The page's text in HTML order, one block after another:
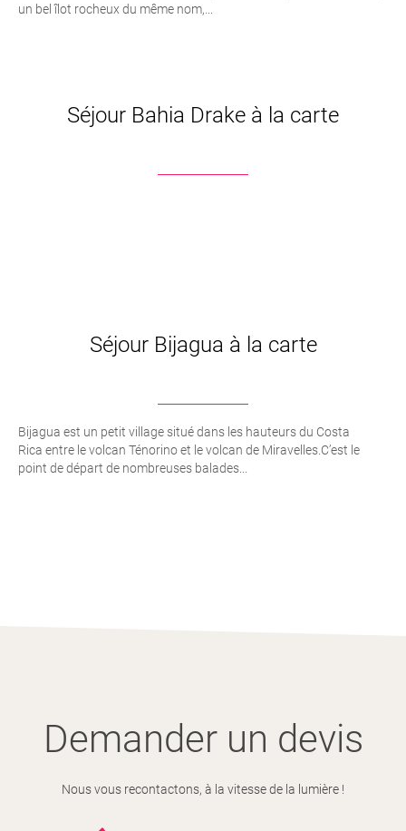
un bel îlot rocheux du même nom,...
Séjour Bahia Drake à la carte
Séjour Bijagua à la carte
Bijagua est un petit village situé dans les hauteurs du Costa
Rica entre le volcan Ténorino et le volcan de Miravelles.C’est le
point de départ de nombreuses balades...
Demander un devis
Nous vous recontactons, à la vitesse de la lumière !